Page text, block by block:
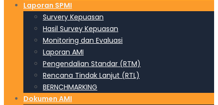
Laporan SPMI
Survery Kepuasan
Hasil Survey Kepuasan
Monitoring dan Evaluasi
Laporan AMI
Pengendalian Standar (RTM)
Rencana Tindak Lanjut (RTL)
BERNCHMARKING
Dokumen AMI